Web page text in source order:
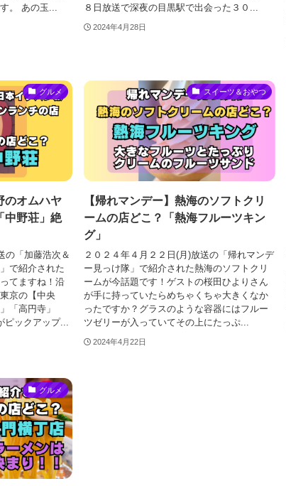
。 あの玉...
８日放送で深夜の目黒駅で出会った３０...
2024年4月28日
グルメ
のオムハヤ
中野荘」絶
の「加藤浩次＆
で紹介された
てますね！沿
京の【中央
「高円寺」
ピックアップ...
スイーツ＆おやつ
【帰れマンデー】熱海のソフトクリ
ームの店どこ？「熱海フルーツキン
グ」
２０２４年４月２２日(月)放送の「帰れマンデ
ー見っけ隊」で紹介された熱海のソフトクリ
ームが今話題です！ゲストの桜田ひよりさん
が手に持っていたらめちゃくちゃ大きくなか
ったですか？グラスのような容器にはフルー
ツゼリーが入っていてその上にたっぷ...
2024年4月22日
グルメ